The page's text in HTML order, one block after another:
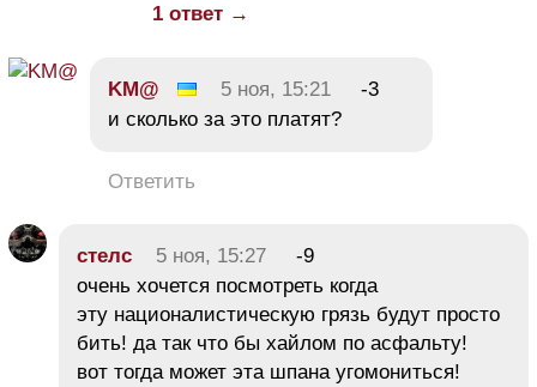
1 ответ →
KM@ 5 ноя, 15:21
-3
и сколько за это платят?
Ответить
стелс 5 ноя, 15:27
-9
очень хочется посмотреть когда
эту националистическую грязь будут просто
бить! да так что бы хайлом по асфальту!
вот тогда может эта шпана угомониться!